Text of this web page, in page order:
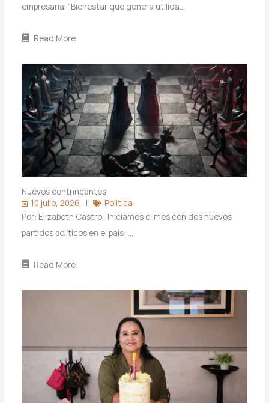
empresarial “Bienestar que genera utilida…
Read More
Nuevos contrincantes
10 julio, 2026
Politica
Por: Elizabeth Castro Iniciamos el mes con dos nuevos
partidos políticos en el país: …
Read More